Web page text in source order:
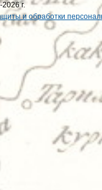
г.
и обработки